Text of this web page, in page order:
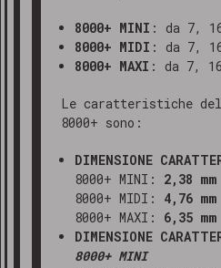
8000+ MINI : da 7,
8000+ MIDI : da 7,
8000+ MAXI : da 7,
Le caratteristiche
8000+ sono:
DIMENSIONE
8000+ MINI: 2,38 mm
8000+ MIDI: 4,76 mm
8000+ MAXI: 6,35 mm
DIMENSIONE
8000+ MINI